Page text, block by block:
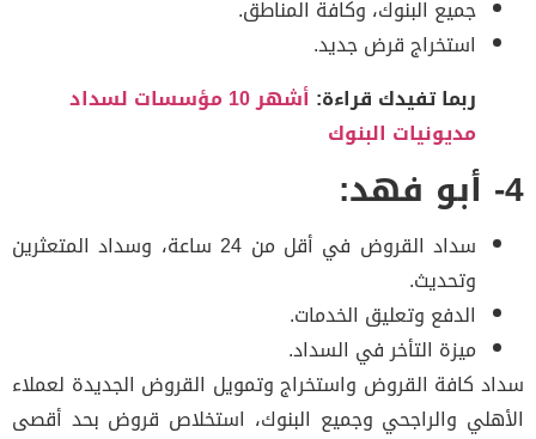
جميع البنوك، وكافة المناطق.
استخراج قرض جديد.
ربما تفيدك قراءة:
أشهر 10 مؤسسات لسداد
مديونيات البنوك
سداد القروض في أقل من 24 ساعة، وسداد المتعثرين
وتحديث.
الدفع وتعليق الخدمات.
ميزة التأخر في السداد.
كافة القروض واستخراج وتمويل القروض الجديدة لعملاء
والراجحي وجميع البنوك، استخلاص قروض بحد أقصى